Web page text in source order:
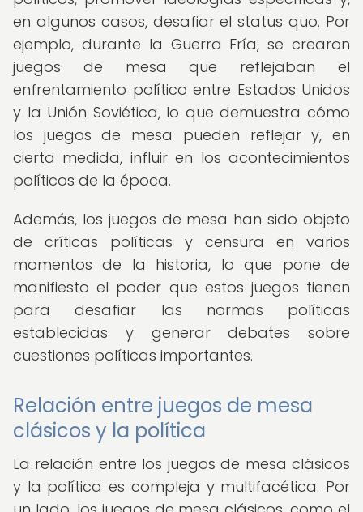
en algunos casos, desafiar el status quo. Por
ejemplo, durante la Guerra Fría, se crearon
juegos de mesa que reflejaban el
enfrentamiento político entre Estados Unidos
y la Unión Soviética, lo que demuestra cómo
los juegos de mesa pueden reflejar y, en
cierta medida, influir en los acontecimientos
políticos de la época.
Además, los juegos de mesa han sido objeto
de críticas políticas y censura en varios
momentos de la historia, lo que pone de
manifiesto el poder que estos juegos tienen
para desafiar las normas políticas
establecidas y generar debates sobre
cuestiones políticas importantes.
Relación entre juegos de mesa
clásicos y la política
La relación entre los juegos de mesa clásicos
y la política es compleja y multifacética. Por